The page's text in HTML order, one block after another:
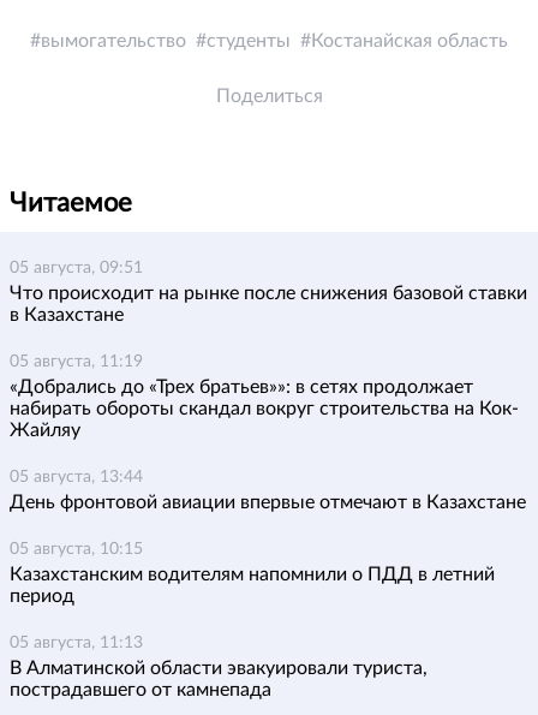
вымогательство студенты Костанайская область
Поделиться
Читаемое
05 августа, 09:51
Что происходит на рынке после снижения базовой ставки
в Казахстане
05 августа, 11:19
«Добрались до «Трех братьев»»: в сетях продолжает
набирать обороты скандал вокруг строительства на Кок-
Жайляу
05 августа, 13:44
День фронтовой авиации впервые отмечают в Казахстане
05 августа, 10:15
Казахстанским водителям напомнили о ПДД в летний
период
05 августа, 11:13
В Алматинской области эвакуировали туриста,
пострадавшего от камнепада